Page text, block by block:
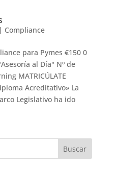
Compliance
para Pymes €150 0
al Día" Nº de
MATRICÚLATE
Acreditativo» La
Legislativo ha ido